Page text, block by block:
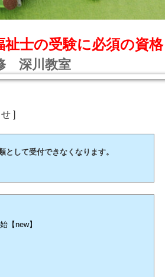
祉士の受験に必須の資格
深川教室
らせ ]
して受付できなくなります。
【new】